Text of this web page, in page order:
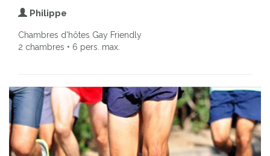
Philippe
Chambres d'hôtes Gay Friendly
2 chambres • 6 pers. max.